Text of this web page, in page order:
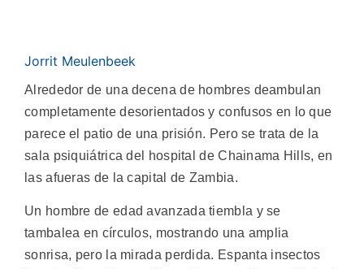
Jorrit Meulenbeek
Alrededor de una decena de hombres deambulan
completamente desorientados y confusos en lo que
parece el patio de una prisión. Pero se trata de la
sala psiquiátrica del hospital de Chainama Hills, en
las afueras de la capital de Zambia.
Un hombre de edad avanzada tiembla y se
tambalea en círculos, mostrando una amplia
sonrisa, pero la mirada perdida. Espanta insectos